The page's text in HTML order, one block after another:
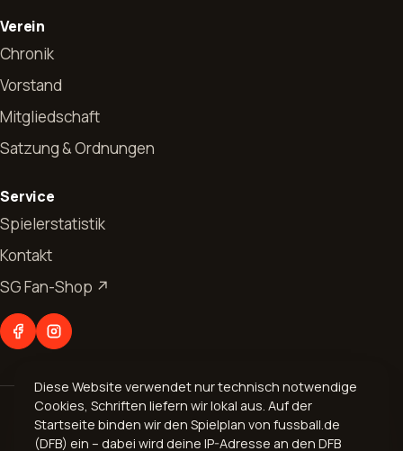
Verein
Chronik
Vorstand
Mitgliedschaft
Satzung & Ordnungen
Service
Spielerstatistik
Kontakt
SG Fan-Shop ↗
© 2026 Spvgg. 1899 Bogel e.V.
Impressum·Datenschutz
News
Allgemeines
Jugendfussball
Seniorenfussball
Verein
Chronik
Mitgliedschaft
Geschäftsverteilungsplan
Abteilungen
Fußball
Aerobic
Volleyball
Diese Website verwendet nur technisch notwendige
Cookies, Schriften liefern wir lokal aus. Auf der
Startseite binden wir den Spielplan von fussball.de
(DFB) ein – dabei wird deine IP-Adresse an den DFB